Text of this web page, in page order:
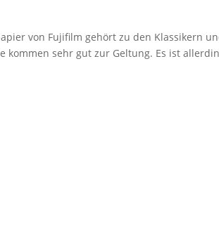
von Fujifilm gehört zu den Klassikern
kommen sehr gut zur Geltung. Es ist